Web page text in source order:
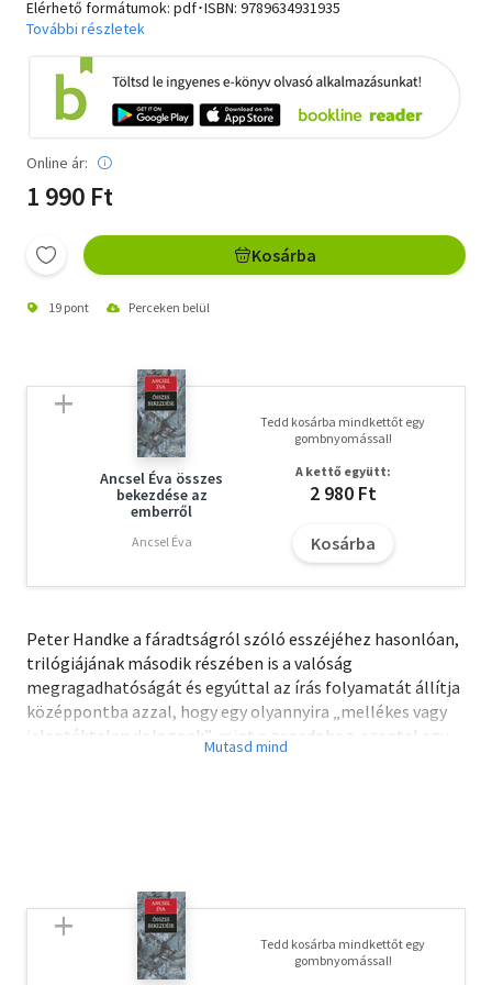
Elérhető formátumok: pdf･ISBN: 9789634931935
További részletek
Online ár:
1 990 Ft
Kosárba
19 pont Perceken belül
Ancsel Éva összes
bekezdése az
emberről
Ancsel Éva
Tedd kosárba mindkettőt egy
gombnyomással!
A kettő együtt:
2 980 Ft
Kosárba
Peter Handke a fáradtságról szóló esszéjéhez hasonlóan,
trilógiájának második részében is a valóság
megragadhatóságát és egyúttal az írás folyamatát állítja
középpontba azzal, hogy egy olyannyira „mellékes vagy
jelentéktelen dolognak”, mint a zenedoboz, szentel egy
könyvet. Hogy belekezdjen régóta eltervezett kísérletébe,
Egyedüli társa egy román kori templom a maga tiszta
formájú domborműveivel. Itt kell kiválasztania az
alkotáshoz megfelelõ helyszínt, a zajt elkerülendõ és a
kilátás miatt inkább a kopár dombokon, mintsem a
Tedd kosárba mindkettőt egy
gombnyomással!